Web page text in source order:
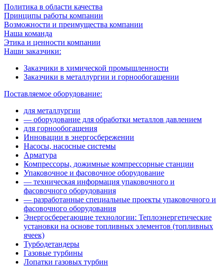
Политика в области качества
Принципы работы компании
Возможности и преимущества компании
Наша команда
Этика и ценности компании
Наши заказчики:
Заказчики в химической промышленности
Заказчики в металлургии и горнообогащении
Поставляемое оборудование:
для металлургии
— оборудование для обработки металлов давлением
для горнообогащения
Инновации в энергосбережении
Насосы, насосные системы
Арматура
Компрессоры, дожимные компрессорные станции
Упаковочное и фасовочное оборудование
— техническая информация упаковочного и
фасовочного оборудования
— разработанные специальные проекты упаковочного и
фасовочного оборудования
Энергосберегающие технологии: Теплоэнергетические
установки на основе топливных элементов (топливных
ячеек)
Турбодетандеры
Газовые турбины
Лопатки газовых турбин